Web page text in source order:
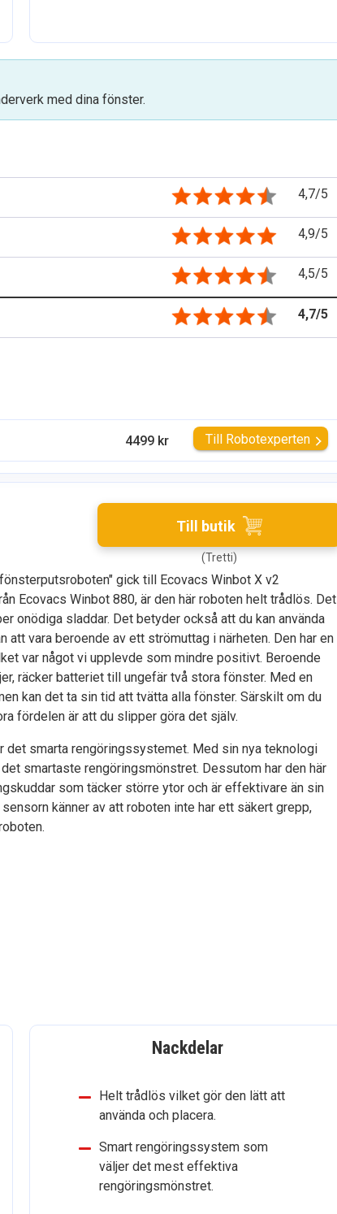
med dina fönster.
4,7/5
4,9/5
4,5/5
4,7/5
Till Robotexperten
4499 kr
Till butik
(Tretti)
gick till Ecovacs Winbot X v2
Ecovacs Winbot 880, är den här roboten helt trådlös. Det
onödiga sladdar. Det betyder också att du kan använda
att vara beroende av ett strömuttag i närheten. Den har en
var något vi upplevde som mindre positivt. Beroende
räcker batteriet till ungefär två stora fönster. Med en
kan det ta sin tid att tvätta alla fönster. Särskilt om du
fördelen är att du slipper göra det själv.
det smarta rengöringssystemet. Med sin nya teknologi
smartaste rengöringsmönstret. Dessutom har den här
som täcker större ytor och är effektivare än sin
känner av att roboten inte har ett säkert grepp,
Nackdelar
Helt trådlös vilket gör den lätt att
använda och placera.
Smart rengöringssystem som
väljer det mest effektiva
rengöringsmönstret.